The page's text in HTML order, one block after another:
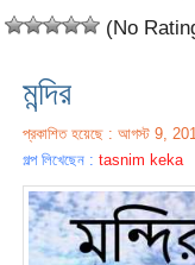
(No
মন্দির
প্রকাশিত হয়েছে : আগস্ট 9,
গল্প লিখেছেন :tasnim keka